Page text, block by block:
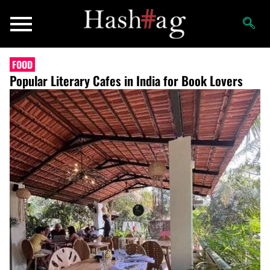
FOOD
Popular Literary Cafes in India for Book Lovers